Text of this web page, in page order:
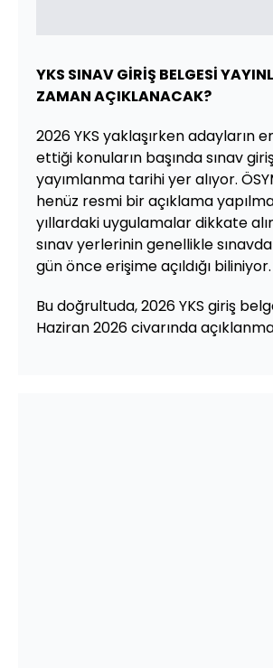
YKS SINAV GİRİŞ BELGESİ
ZAMAN AÇIKLANACAK?
2026 YKS yaklaşırken adayların
ettiği konuların başında sınav
yayımlanma tarihi yer alıyor.
henüz resmi bir açıklama
yıllardaki uygulamalar dikkate
sınav yerlerinin genellikle
gün önce erişime açıldığı biliniyor.
Bu doğrultuda, 2026 YKS giriş
Haziran 2026 civarında